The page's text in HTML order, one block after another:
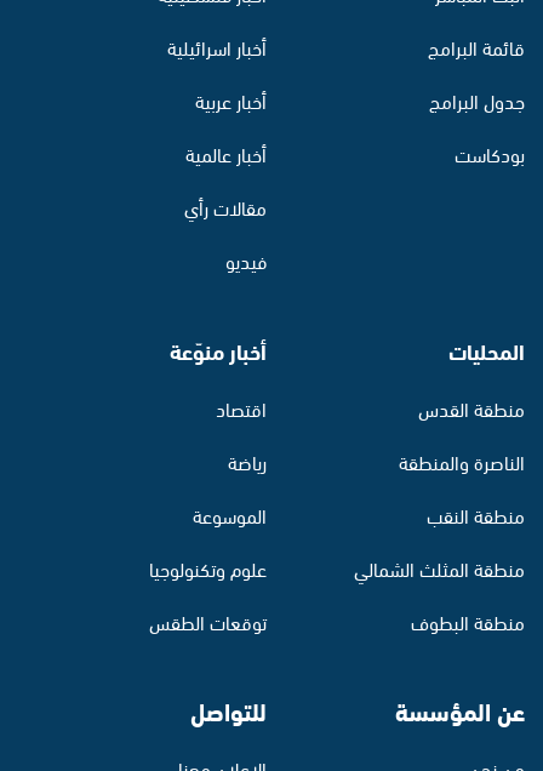
قائمة البرامج
جدول البرامج
بودكاست
أخبار اسرائيلية
أخبار عربية
أخبار عالمية
مقالات رأي
فيديو
المحليات
منطقة القدس
الناصرة والمنطقة
منطقة النقب
منطقة المثلث الشمالي
منطقة البطوف
أخبار منوّعة
اقتصاد
رياضة
الموسوعة
علوم وتكنولوجيا
توقعات الطقس
عن المؤسسة للتواصل